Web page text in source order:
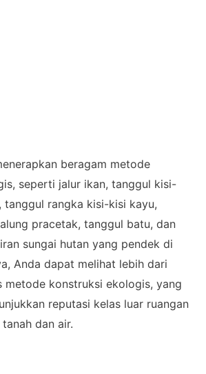
beragam metode
seperti jalur ikan, tanggul kisi-
tanggul rangka kisi-kisi kayu,
pracetak, tanggul batu, dan
sungai hutan yang pendek di
Anda dapat melihat lebih dari
metode konstruksi ekologis, yang
reputasi kelas luar ruangan
dan air.